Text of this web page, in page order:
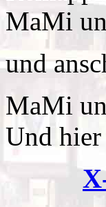
MaMi
und
MaMi
Und